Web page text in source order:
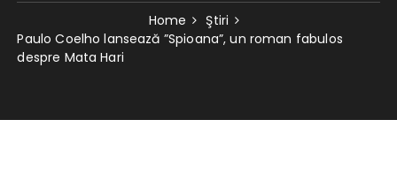
Home
Ştiri
Paulo Coelho lansează ”Spioana”, un roman fabulos
despre Mata Hari